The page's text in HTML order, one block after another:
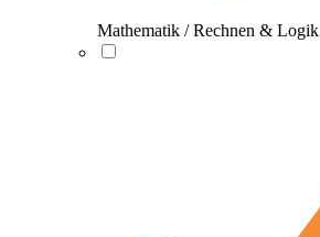
Mathematik / Rechnen & Logik